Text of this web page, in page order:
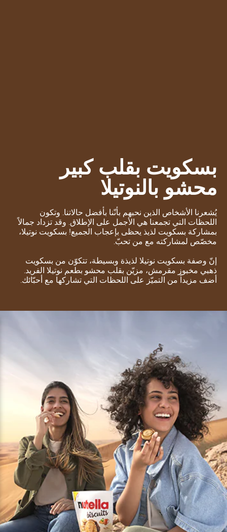
بسكويت بقلب كبير
محشو بالنوتيلا
يُشعرنا الأشخاص الذين نحبهم بأنّنا بأفضل حالاتنا. وتكون
اللحظات التي تجمعنا هي الأجمل على الإطلاق. وقد تزداد جمالاً
بمشاركة بسكويت لذيذ يحظى بإعجاب الجميع! بسكويت نوتيلا،
مخصّص لمشاركته مع من تحبّ.
إنّ وصفة بسكويت نوتيلا لذيذة وبسيطة، تتكوّن من بسكويت
ذهبي مخبوز مقرمش، مزيّن بقلب محشو بطعم نوتيلا الفريد.
أضف مزيداً من التميّز على اللحظات التي تشاركها مع أحبّائك.